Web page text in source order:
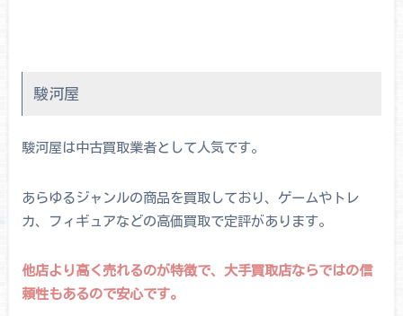
駿河屋
駿河屋は中古買取業者として人気です。
あらゆるジャンルの商品を買取しており、ゲームやトレ
カ、フィギュアなどの高価買取で定評があります。
他店より高く売れるのが特徴で、大手買取店ならではの信
頼性もあるので安心です。